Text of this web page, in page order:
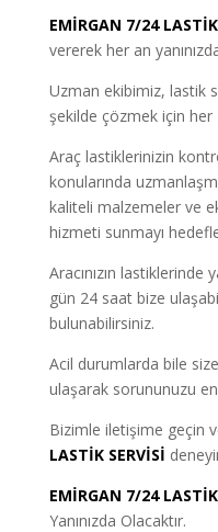
EMİRGAN 7/24
vererek her an
Uzman ekibimiz, lastik
şekilde çözmek için her
Araç lastiklerinizin
konularında
kaliteli malzemeler ve
hizmeti sunmayı
Aracınızın
gün 24 saat bize
bulunabilirsiniz.
Acil durumlarda bile
ulaşarak sorununuzu
Bizimle iletişime geçin
LASTİK SERVİSİ
EMİRGAN 7/24
Yanınızda Olacaktır.